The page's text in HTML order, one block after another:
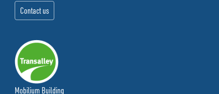
Mobilium Building